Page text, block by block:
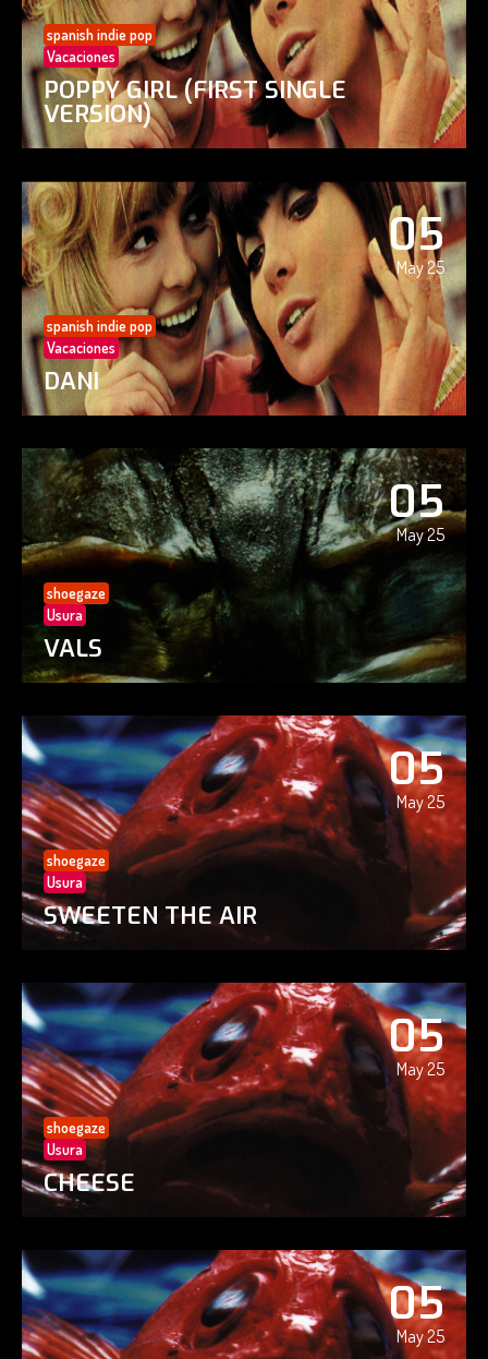
spanish indie pop
Vacaciones
POPPY GIRL (FIRST SINGLE
VERSION)
05
May 25
spanish indie pop
Vacaciones
DANI
05
May 25
shoegaze
Usura
VALS
05
May 25
shoegaze
Usura
SWEETEN THE AIR
05
May 25
shoegaze
Usura
CHEESE
05
May 25